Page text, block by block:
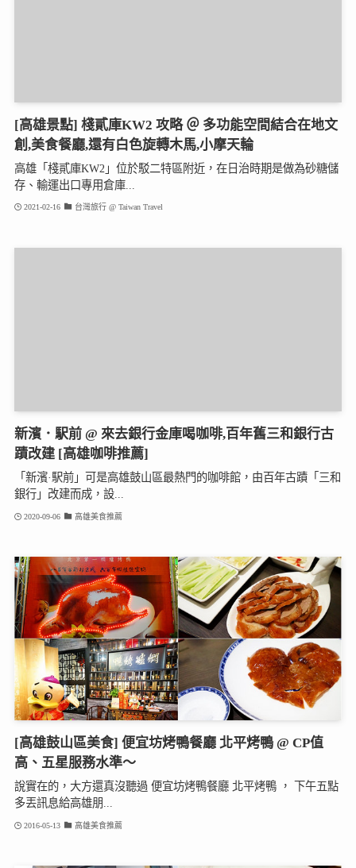
[高雄景點] 棧貳庫KW2 攻略 ＠ 多功能空間結合在地文
創,美食餐廳,還有白色旋轉木馬,小摩天輪
高雄「棧貳庫KW2」位於駁二特區附近，在日治時期是做為砂糖儲
存、輸運出口專用倉庫...
2021-02-16 台灣旅行 @ Taiwan Travel
新濱．駅前 @ 來去銀行金庫喝咖啡,百年舊三和銀行古
蹟改建 [高雄咖啡推薦]
「新濱·駅前」可是高雄鼓山區最熱門的咖啡館，由百年古蹟「三和
銀行」改建而成，設...
2020-09-06 高雄美食推薦
[高雄鼓山區美食] 便宜坊烤鴨餐廳 北平烤鴨 @ CP值
高、五星服務水準～
說實在的，大方還真沒聽過 便宜坊烤鴨餐廳 北平烤鴨 ， 下午五點
多丟訊息給高雄朋...
2016-05-13 高雄美食推薦